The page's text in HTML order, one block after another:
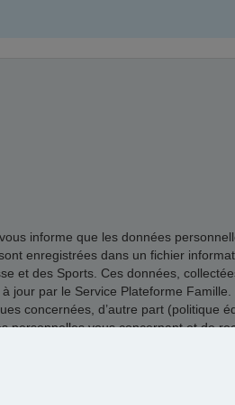
informe que les données
enregistrées dans un fichier
et des Sports. Ces données,
par le Service Plateforme
concernées, d’autre part (politique
vous concernant et de